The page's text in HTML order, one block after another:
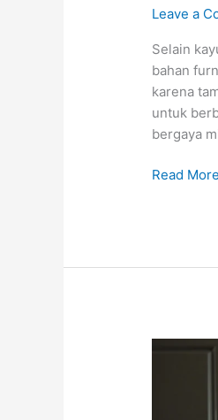
Leave a
Selain
bahan
karena
untuk
bergaya
Read